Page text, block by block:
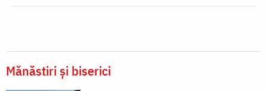
Mănăstiri și biserici